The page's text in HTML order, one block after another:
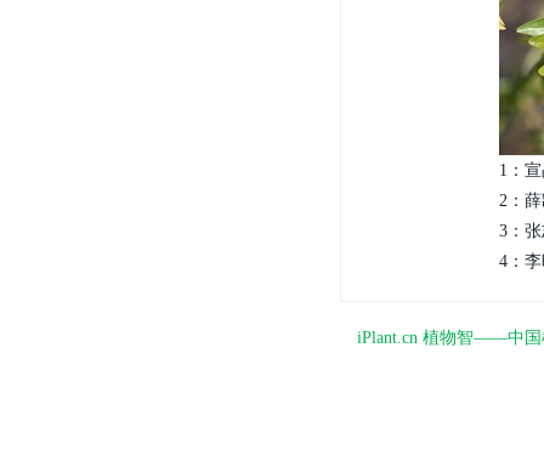
1：
2：
3：
4：
iPlant.cn 植物智——中国